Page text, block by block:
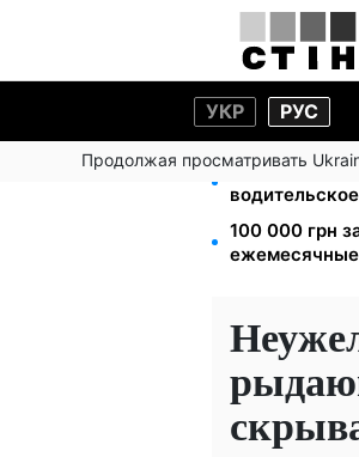
УКР РУС
Продолжая просматривать
100 000 грн